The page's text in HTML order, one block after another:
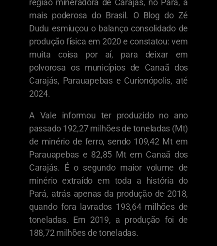
região mineradora de Carajás, no Pará, a
mais poderosa do Brasil. O Blog do Zé
Dudu esmiuçou o balanço consolidado de
produção física em 2020 e constatou: vem
muita coisa por aí, para deixar em
polvorosa os municípios de Canaã dos
Carajás, Parauapebas e Curionópolis, até
2024.
A Vale informou ter produzido no ano
passado 192,27 milhões de toneladas (Mt)
de minério de ferro, sendo 109,42 Mt em
Parauapebas e 82,85 Mt em Canaã dos
Carajás. É o segundo maior volume de
minério extraído em toda a história do
Pará, atrás apenas da produção de 2018,
quando fora lavrados 193,64 milhões de
toneladas. Em 2019, a produção foi de
188,72 milhões de toneladas.